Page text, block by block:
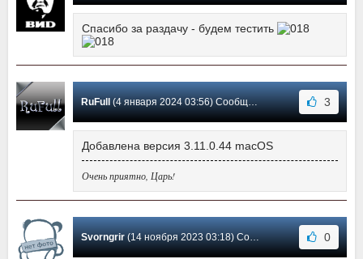
Спасибо за раздачу - будем тестить
RuFull (4 января 2024 03:56) Сообщение #15 3
Добавлена версия 3.11.0.44 macOS
Очень приятно, Царь!
Svorngrir(14 ноября 2023 03:18) Сообщение #14 0